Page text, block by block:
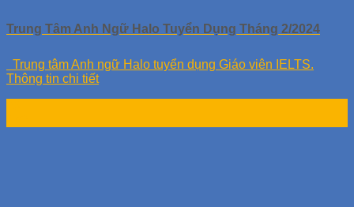
Trung Tâm Anh Ngữ Halo Tuyển Dụng Tháng 2/2024
Trung tâm Anh ngữ Halo tuyển dụng Giáo viên IELTS.
Thông tin chi tiết